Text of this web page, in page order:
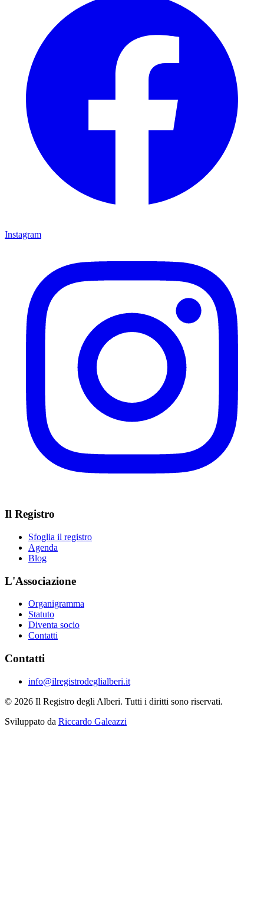
Instagram
Il Registro
Sfoglia il registro
Agenda
Blog
L'Associazione
Organigramma
Statuto
Diventa socio
Contatti
Contatti
info@ilregistrodeglialberi.it
© 2026 Il Registro degli Alberi. Tutti i diritti sono riservati.
Sviluppato da Riccardo Galeazzi